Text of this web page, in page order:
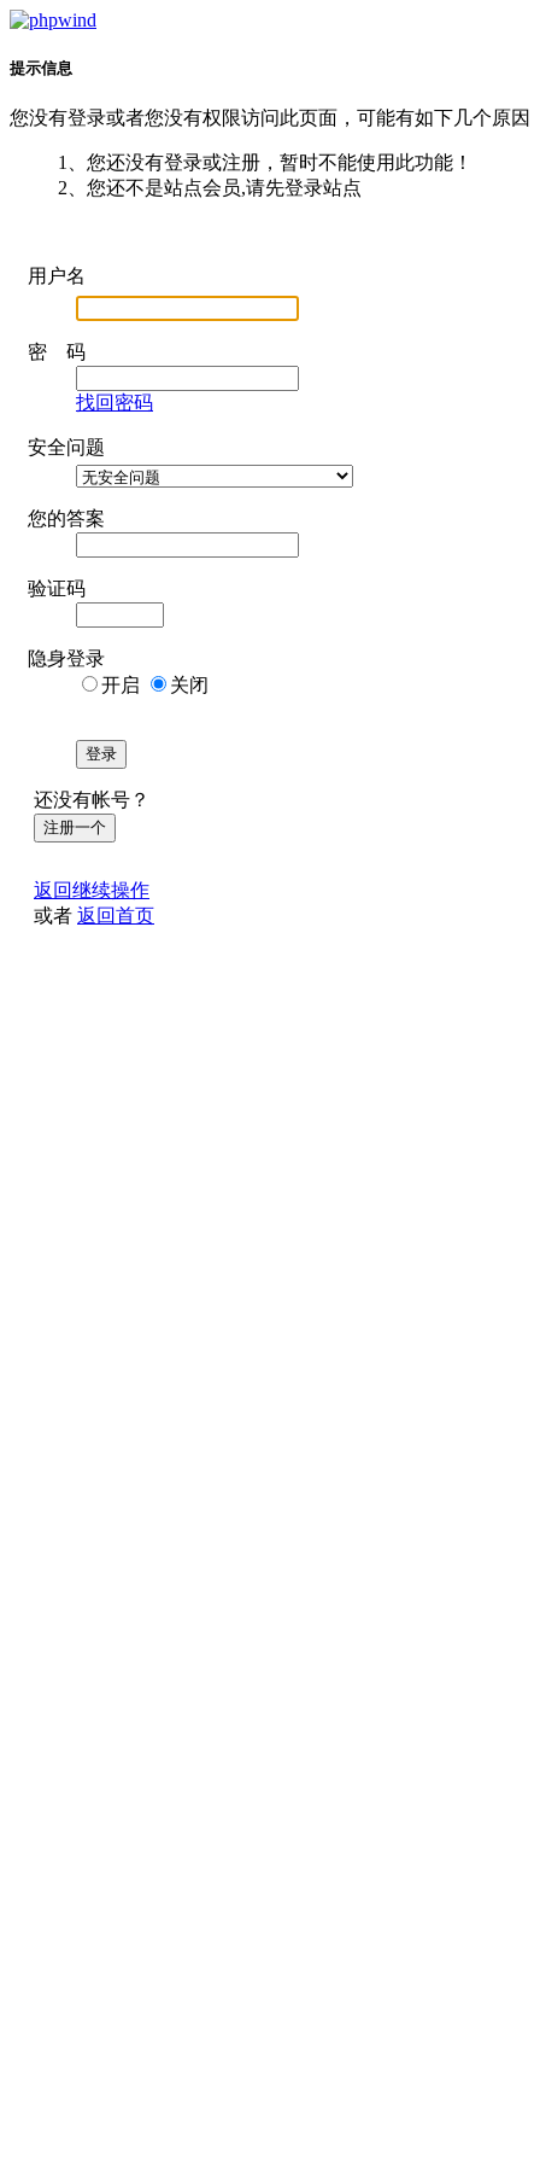
提示信息
您没有登录或者您没有权限访问此页面，可能有如下几个原因
1、您还没有登录或注册，暂时不能使用此功能！
2、您还不是站点会员,请先登录站点
用户名
密 码
找回密码
安全问题
您的答案
验证码
隐身登录
开启
关闭
登录
还没有帐号？
注册一个
返回继续操作
或者 返回首页